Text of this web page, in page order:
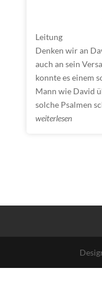
Leitung
Denken wir an
auch an sein
konnte es einem
Mann wie David
solche Psalmen
weiterlesen